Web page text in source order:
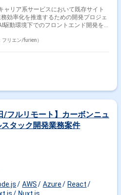
ャリア系サービスにおいて既存サイト
効率化を推進するための開発プロジェ
プトへ適切に落とし込み実装へつなげ
める方、長期的なプロジェクトにおい
用の双方でスキルアップが期待できま
）開発体制となります。
フリエン/furien）
/フルリモート】カーボンニュ
タック開発業務案件
AWS Azure
React